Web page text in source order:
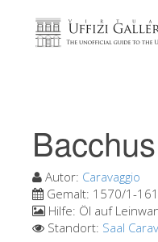
Home
Kontakt
Die
Bacchus
Autor: Caravaggio
Gemalt: 1570/1-
Hilfe: Öl auf
Standort: Saal